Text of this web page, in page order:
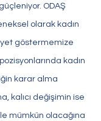
ODAŞ
olarak kadın
göstermemize
kadın
karar alma
kalıcı değişimin ise
mümkün olacağına